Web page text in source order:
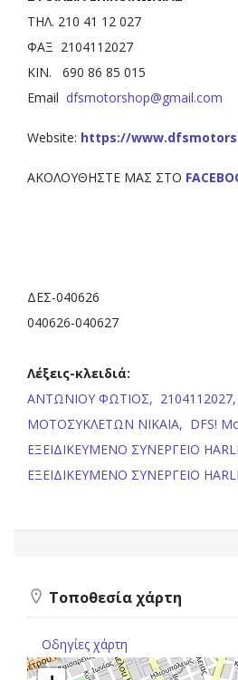
ΤΗΛ. 210 41 12 027
ΦΑΞ 2104112027
KIN. 690 86 85 015
Email dfsmotorshop@gmail.com
Website: https://
ΑΚΟΛΟΥΘΗΣΤΕ ΜΑΣ ΣΤΟ
ΔΕΣ-040626
040626-040627
Λέξεις-κλειδιά:
ΑΝΤΩΝΙΟΥ ΦΩΤΙΟΣ, 2104112027,
ΜΟΤΟΣΥΚΛΕΤΩΝ ΝΙΚΑΙΑ, DFS!
ΕΞΕΙΔΙΚΕΥΜΕΝΟ ΣΥΝΕΡΓΕΙΟ
ΕΞΕΙΔΙΚΕΥΜΕΝΟ ΣΥΝΕΡΓΕΙΟ
Τοποθεσία χάρτη
Οδηγίες χάρτη